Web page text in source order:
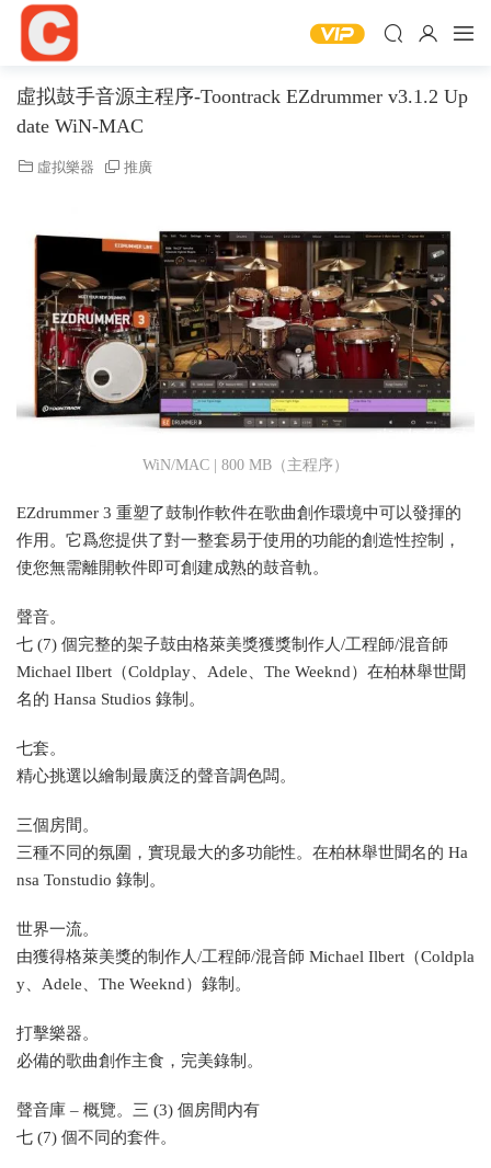
虛拟鼓手音源主程序-Toontrack EZdrummer v3.1.2 Up
date WiN-MAC
虛拟樂器 推廣
WiN/MAC | 800 MB（主程序）
EZdrummer 3 重塑了鼓制作軟件在歌曲創作環境中可以發揮的
作用。它爲您提供了對一整套易于使用的功能的創造性控制，
使您無需離開軟件即可創建成熟的鼓音軌。
聲音。
七 (7) 個完整的架子鼓由格萊美獎獲獎制作人/工程師/混音師
Michael Ilbert（Coldplay、Adele、The Weeknd）在柏林舉世聞
名的 Hansa Studios 錄制。
七套。
精心挑選以繪制最廣泛的聲音調色闆。
三個房間。
三種不同的氛圍，實現最大的多功能性。在柏林舉世聞名的 Ha
nsa Tonstudio 錄制。
世界一流。
由獲得格萊美獎的制作人/工程師/混音師 Michael Ilbert（Coldpla
y、Adele、The Weeknd）錄制。
打擊樂器。
必備的歌曲創作主食，完美錄制。
聲音庫 – 概覽。三 (3) 個房間内有
七 (7) 個不同的套件。